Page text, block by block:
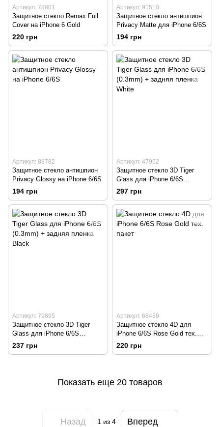
Артикул: 78801
Защитное стекло Remax Full
Cover на iPhone 6 Gold
220 грн
Артикул: 91510
Защитное стекло антишпион
Privacy Matte для iPhone 6/6S
194 грн
Артикул: 88782
Защитное стекло антишпион
Privacy Glossy на iPhone 6/6S
194 грн
Артикул: 47952
Защитное стекло 3D Tiger
Glass для iPhone 6/6S
(0.3mm) + задняя пленка
297 грн
Артикул: 79895
Защитное стекло 3D Tiger
Glass для iPhone 6/6S
(0.3mm) + задняя пленка
237 грн
Артикул: 68459
Защитное стекло 4D для
iPhone 6/6S Rose Gold тех.
пакет
220 грн
Показать еще 20 товаров
Назад 1из 4 Вперед